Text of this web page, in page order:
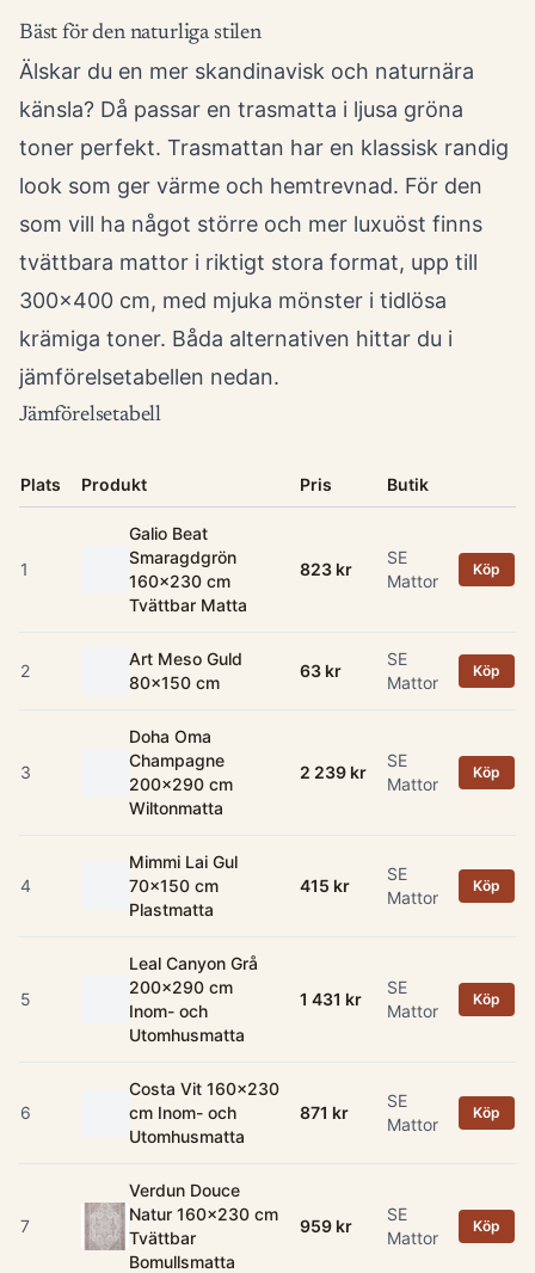
Bäst för den naturliga stilen
Älskar du en mer skandinavisk och naturnära
känsla? Då passar en trasmatta i ljusa gröna
toner perfekt. Trasmattan har en klassisk randig
look som ger värme och hemtrevnad. För den
som vill ha något större och mer luxuöst finns
tvättbara mattor i riktigt stora format, upp till
300x400 cm, med mjuka mönster i tidlösa
krämiga toner. Båda alternativen hittar du i
jämförelsetabellen nedan.
Jämförelsetabell
Plats Produkt Pris Butik
1
Galio Beat
Smaragdgrön
160x230 cm
Tvättbar Matta
823 kr
SE
Mattor
Köp
2
Art Meso Guld
80x150 cm
63 kr
SE
Mattor
Köp
3
Doha Oma
Champagne
200x290 cm
Wiltonmatta
2 239 kr
SE
Mattor
Köp
4
Mimmi Lai Gul
70x150 cm
Plastmatta
415 kr
SE
Mattor
Köp
5
Leal Canyon Grå
200x290 cm
Inom- och
Utomhusmatta
1 431 kr
SE
Mattor
Köp
6
Costa Vit 160x230
cm Inom- och
Utomhusmatta
871 kr
SE
Mattor
Köp
7
Verdun Douce
Natur 160x230 cm
Tvättbar
Bomullsmatta
959 kr
SE
Mattor
Köp